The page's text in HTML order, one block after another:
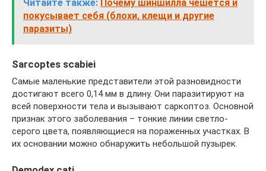
Читайте также: Почему шиншилла чешется и
покусывает себя (блохи, клещи и другие
паразиты)
Sarcoptes scabiei
Самые маленькие представители этой разновидности
достигают всего 0,14 мм в длину. Они паразитируют на
всей поверхности тела и вызывают саркоптоз. Основной
признак этого заболевания – тонкие линии светло-
серого цвета, появляющиеся на пораженных участках. В
их основании можно обнаружить небольшой пузырек.